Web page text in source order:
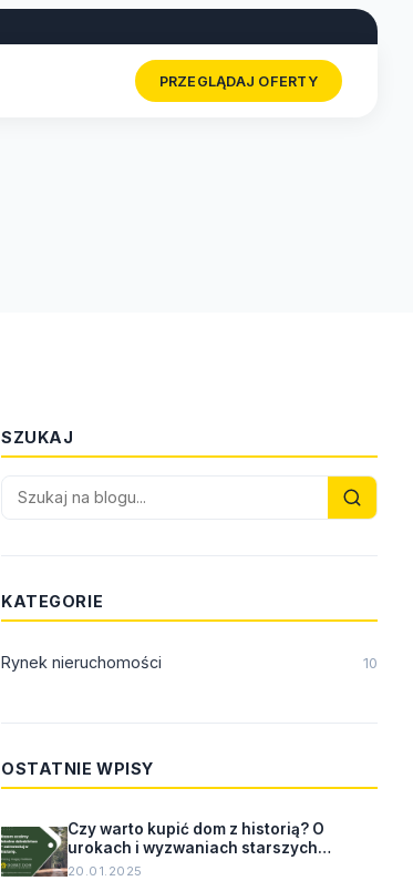
PRZEGLĄDAJ OFERTY
SZUKAJ
KATEGORIE
Rynek nieruchomości 10
OSTATNIE WPISY
Czy warto kupić dom z historią? O
urokach i wyzwaniach starszych
nieruchomości.
20.01.2025